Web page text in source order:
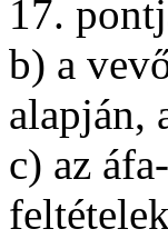
17.
b) a
alapján,
c) az